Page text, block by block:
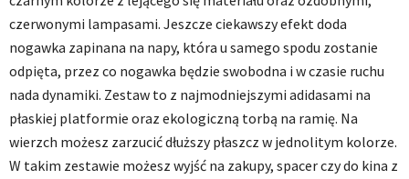
czerwonymi lampasami. Jeszcze ciekawszy efekt doda
nogawka zapinana na napy, która u samego spodu zostanie
odpięta, przez co nogawka będzie swobodna i w czasie ruchu
nada dynamiki. Zestaw to z najmodniejszymi adidasami na
płaskiej platformie oraz ekologiczną torbą na ramię. Na
wierzch możesz zarzucić dłuższy płaszcz w jednolitym kolorze.
W takim zestawie możesz wyjść na zakupy, spacer czy do kina z